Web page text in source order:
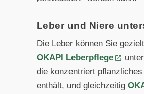
Leber und Niere
Die Leber können Sie
OKAPI Leberpflege
die konzentriert
enthält, und gleichzeitig